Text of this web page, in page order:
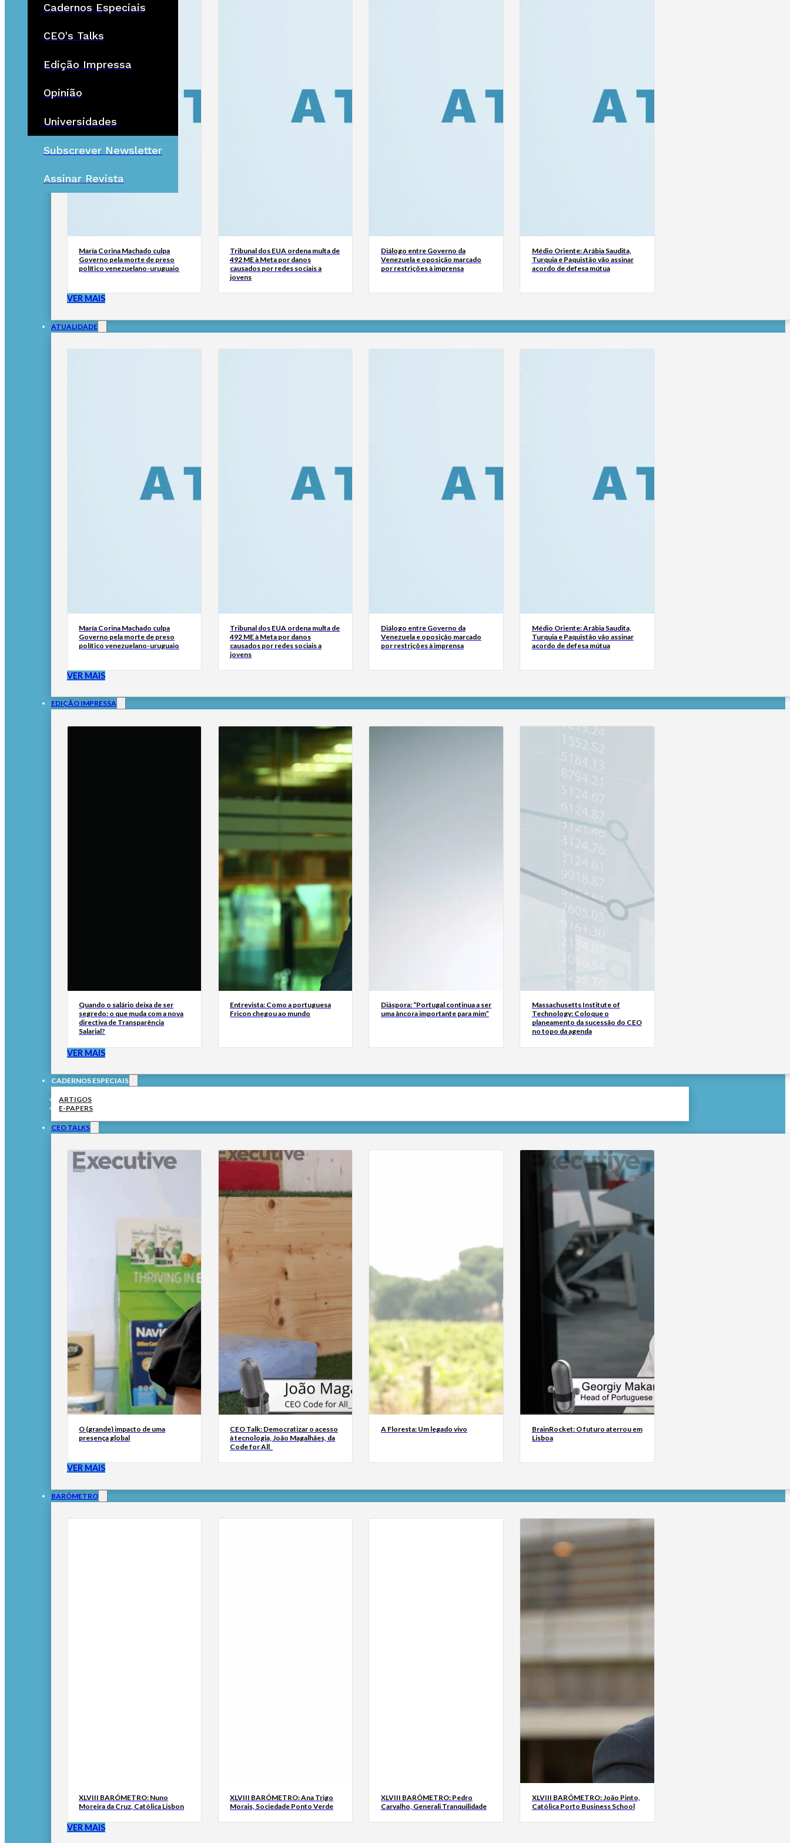
Cadernos Especiais
CEO's Talks
Edição Impressa
Opinião
Universidades
Subscrever Newsletter
Assinar Revista
María Corina Machado culpa
Governo pela morte de preso
político venezuelano-uruguaio
Tribunal dos EUA ordena multa de
492 ME à Meta por danos
causados por redes sociais a
jovens
Diálogo entre Governo da
Venezuela e oposição marcado
por restrições à imprensa
Médio Oriente: Arábia Saudita,
Turquia e Paquistão vão assinar
acordo de defesa mútua
VER MAIS
ATUALIDADE
María Corina Machado culpa
Governo pela morte de preso
político venezuelano-uruguaio
Tribunal dos EUA ordena multa de
492 ME à Meta por danos
causados por redes sociais a
jovens
Diálogo entre Governo da
Venezuela e oposição marcado
por restrições à imprensa
Médio Oriente: Arábia Saudita,
Turquia e Paquistão vão assinar
acordo de defesa mútua
VER MAIS
EDIÇÃO IMPRESSA
Quando o salário deixa de ser
segredo: o que muda com a nova
directiva de Transparência
Salarial?
Entrevista: Como a portuguesa
Fricon chegou ao mundo
Diáspora: “Portugal continua a ser
uma âncora importante para mim”
Massachusetts Institute of
Technology: Coloque o
planeamento da sucessão do CEO
no topo da agenda
VER MAIS
CADERNOS ESPECIAIS
ARTIGOS
E-PAPERS
CEO TALKS
O (grande) impacto de uma
presença global
CEO Talk: Democratizar o acesso
à tecnologia, João Magalhães, da
Code for All_
A Floresta: Um legado vivo
BrainRocket: O futuro aterrou em
Lisboa
VER MAIS
BARÓMETRO
XLVIII BARÓMETRO: Nuno
Moreira da Cruz, Católica Lisbon
XLVIII BARÓMETRO: Ana Trigo
Morais, Sociedade Ponto Verde
XLVIII BARÓMETRO: Pedro
Carvalho, Generali Tranquilidade
XLVIII BARÓMETRO: João Pinto,
Católica Porto Business School
VER MAIS